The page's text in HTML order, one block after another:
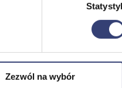
Zezwól na wybór